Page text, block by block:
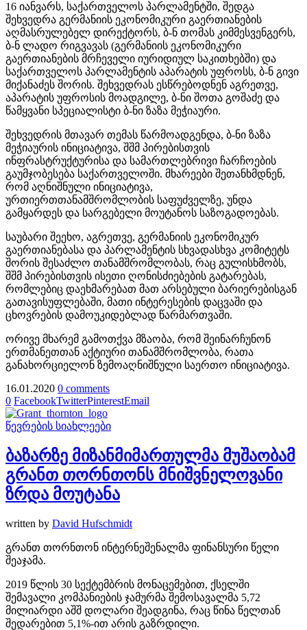
16 იანვარს, საქართველოს პარლამენტში, შედგა
შეხვედრა გერმანიის ეკონომიკური გაერთიანების
აღმასრულებელ დირექტორს, ბ-ნ თომას კიმმესვენგერს,
ბ-ნ ლადო რიგვავას (გერმანიის ეკონომიკური
გაერთიანების მრჩეველი იურიდიულ საკითხებში) და
საქართველოს პარლამენტის აპარატის უფროსს, ბ-ნ გივი
მიქანაძეს შორის. შეხვედრას ესწრებოდნენ აგრეთვე,
აპარატის უფროსის მოადგილე, ბ-ნი შოთა გოშაძე და
წამყვანი სპეციალისტი ბ-ნი ზაზა მეჭიაური.
შეხვედრის მთავარ თემას წარმოადგენდა, ბ-ნი ზაზა
მეჭიაურის ინიციატივა, შშმ პირებისთვის
ინფრასტრუქტურისა და სამართლებრივი ჩარჩოების
გაუმჯობესება საქართველოში. მხარეები შეთანხმდნენ,
რომ აღნიშნული ინიციატივა,
ურთიერთთანამშრომლობის საფუძველზე, უნდა
გამყარდეს და სარგებელი მოუტანოს საზოგადოებას.
საუბარი შეეხო, აგრეთვე, გერმანიის ეკონომიკურ
გაერთიანებასა და პარლამენტის სხვადასხვა კომიტეტს
შორის შესაძლო თანამშრომლობას, რაც გულისხმობს,
შშმ პირებისთვის ისეთი ღონისძიებების გატარებას,
რომლებიც დაეხმარებათ მათ არსებული ბარიერებისგან
გათავისუფლებაში, მათი ინტერესების დაცვაში და
ცხოვრების დამოუკიდებლად წარმართვაში.
ორივე მხარემ გამოთქვა მზაობა, რომ შეინარჩუნონ
ერთმანეთთან აქტიური თანამშრომლობა, რათა
განახორციელონ ზემოაღნიშნული საერთო ინიციატივა.
16.01.2020 0 comments
0 FacebookTwitterPinterestEmail
წევრების სიახლეები
ბაზარზე მიზანმიმართულმა მუშაობამ
გრანთ თორნთონს მნიშვნელოვანი
ზრდა მოუტანა
written by David Hufschmidt
გრანთ თორნთონ ინტერნეშენალმა ფინანსური წელი
შეაჯამა.
2019 წლის 30 სექტემბრის მონაცემებით, ქსელში
შემავალი კომპანიების ჯამურმა შემოსავალმა 5,72
მილიარდი აშშ დოლარი შეადგინა, რაც წინა წელთან
შედარებით 5,1%-ით არის გაზრდილი.